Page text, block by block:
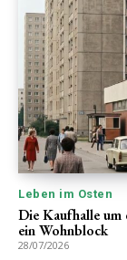
Leben im Osten
Die Kaufhalle um
ein Wohnblock
28/07/2026